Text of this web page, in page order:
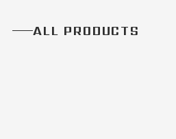
ALL PRODUCTS